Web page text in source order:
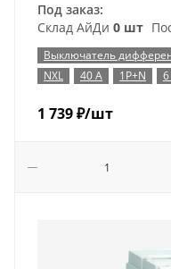
Под заказ:
Склад АйДи 0 шт
Выключатель
NXL
40 А 1P+N
1 739₽/шт